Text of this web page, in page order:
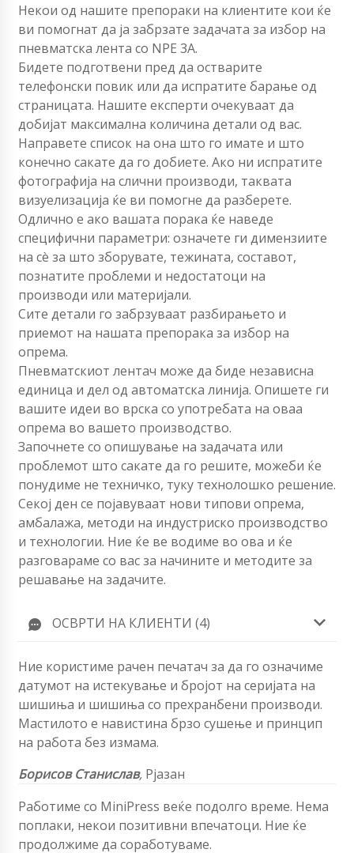
Некои од нашите препораки на клиентите кои ќе
ви помогнат да ја забрзате задачата за избор на
пневматска лента со NPE 3A.
Бидете подготвени пред да остварите
телефонски повик или да испратите барање од
страницата. Нашите експерти очекуваат да
добијат максимална количина детали од вас.
Направете список на она што го имате и што
конечно сакате да го добиете. Ако ни испратите
фотографија на слични производи, таквата
визуелизација ќе ви помогне да разберете.
Одлично е ако вашата порака ќе наведе
специфични параметри: означете ги димензиите
на сè за што зборувате, тежината, составот,
познатите проблеми и недостатоци на
производи или материјали.
Сите детали го забрзуваат разбирањето и
приемот на нашата препорака за избор на
опрема.
Пневматскиот лентач може да биде независна
единица и дел од автоматска линија. Опишете ги
вашите идеи во врска со употребата на оваа
опрема во вашето производство.
Започнете со опишување на задачата или
проблемот што сакате да го решите, можеби ќе
понудиме не техничко, туку технолошко решение.
Секој ден се појавуваат нови типови опрема,
амбалажа, методи на индустриско производство
и технологии. Ние ќе ве водиме во ова и ќе
разговараме со вас за начините и методите за
решавање на задачите.
ОСВРТИ НА КЛИЕНТИ (4)
Ние користиме рачен печатач за да го означиме
датумот на истекување и бројот на серијата на
шишиња и шишиња со прехранбени производи.
Мастилото е навистина брзо сушење и принцип
на работа без измама.
Борисов Станислав, Рјазан
Работиме со MiniPress веќе подолго време. Нема
поплаки, некои позитивни впечатоци. Ние ќе
продолжиме да соработуваме.